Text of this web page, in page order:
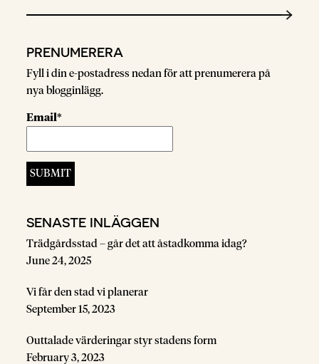
PRENUMERERA
Fyll i din e-postadress nedan för att prenumerera på
nya blogginlägg.
Email*
SENASTE INLÄGGEN
Trädgårdsstad – går det att åstadkomma idag?
June 24, 2025
Vi får den stad vi planerar
September 15, 2023
Outtalade värderingar styr stadens form
February 3, 2023